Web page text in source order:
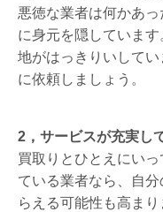
悪徳な業者は何かあ
に身元を隠していま
地がはっきりいして
に依頼しましょう。
2，サービスが充実し
買取りとひとえにい
ている業者なら、自
らえる可能性も高ま